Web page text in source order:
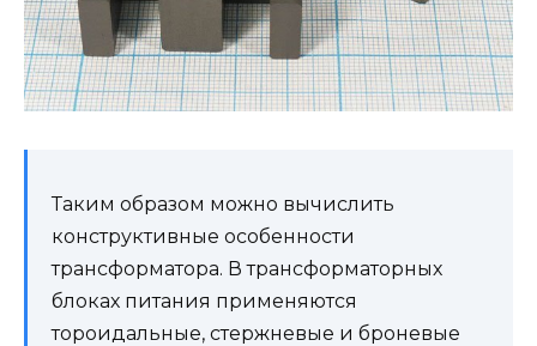
Таким образом можно вычислить
конструктивные особенности
трансформатора. В трансформаторных
блоках питания применяются
тороидальные, стержневые и броневые